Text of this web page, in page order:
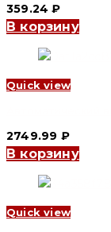
359.24₽
В корзину
Quick view
2749.99 ₽
В корзину
Quick view